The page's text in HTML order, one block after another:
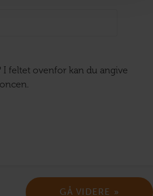
I feltet ovenfor kan du angive